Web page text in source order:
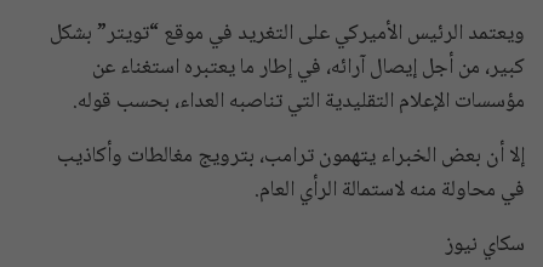
ويعتمد الرئيس الأميركي على التغريد في موقع “تويتر” بشكل
كبير، من أجل إيصال آرائه، في إطار ما يعتبره استغناء عن
مؤسسات الإعلام التقليدية التي تناصبه العداء، بحسب قوله.
إلا أن بعض الخبراء يتهمون ترامب، بترويج مغالطات وأكاذيب
في محاولة منه لاستمالة الرأي العام.
سكاي نيوز